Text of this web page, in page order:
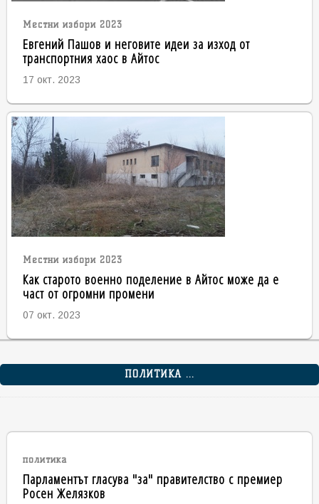
Местни избори 2023
Евгений Пашов и неговите идеи за изход от
транспортния хаос в Айтос
17 окт. 2023
Местни избори 2023
Как старото военно поделение в Айтос може да е
част от огромни промени
07 окт. 2023
ПОЛИТИКА ...
политика
Парламентът гласува "за" правителство с премиер
Росен Желязков